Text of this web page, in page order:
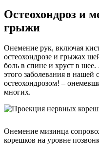
Остеохондроз и
грыжи
Онемение рук, включая
остеохондрозе и грыжах
боль в спине и хруст в
этого заболевания в нашей
остеохондрозом! –
многих.
Онемение мизинца
корешков на уровне